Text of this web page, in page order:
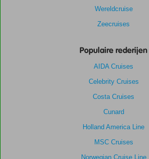
Wereldcruise
Zeecruises
Populaire rederijen
AIDA Cruises
Celebrity Cruises
Costa Cruises
Cunard
Holland America Line
MSC Cruises
Norwegian Cruise Line